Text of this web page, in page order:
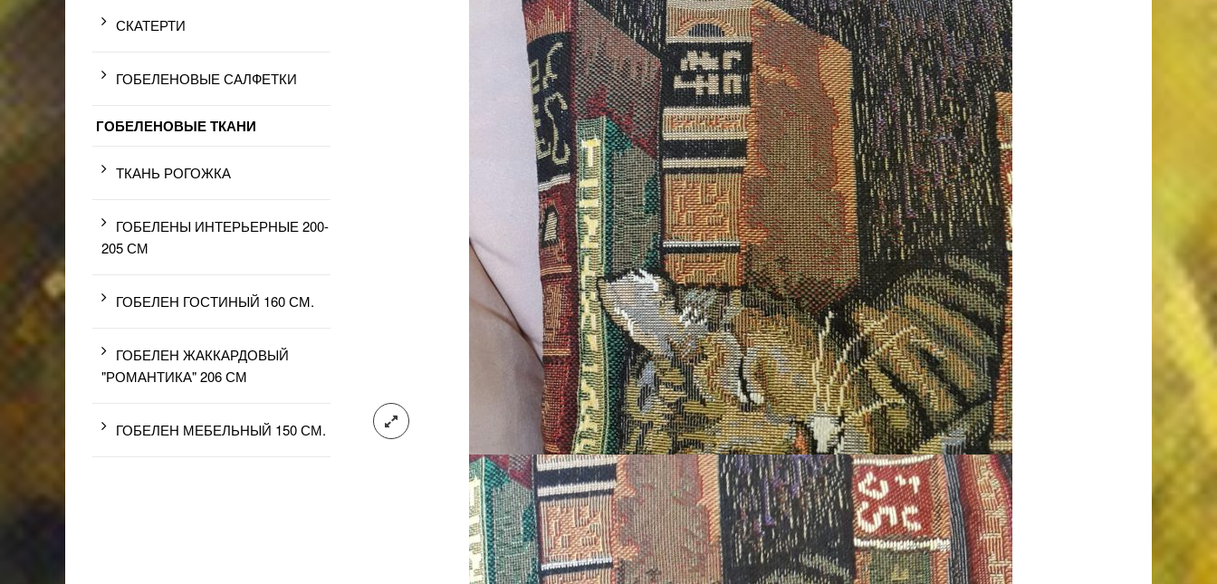
СКАТЕРТИ
ГОБЕЛЕНОВЫЕ САЛФЕТКИ
ГОБЕЛЕНОВЫЕ ТКАНИ
ТКАНЬ РОГОЖКА
ГОБЕЛЕНЫ ИНТЕРЬЕРНЫЕ 200-
205 СМ
ГОБЕЛЕН ГОСТИНЫЙ 160 СМ.
ГОБЕЛЕН ЖАККАРДОВЫЙ
"РОМАНТИКА" 206 СМ
ГОБЕЛЕН МЕБЕЛЬНЫЙ 150 СМ.